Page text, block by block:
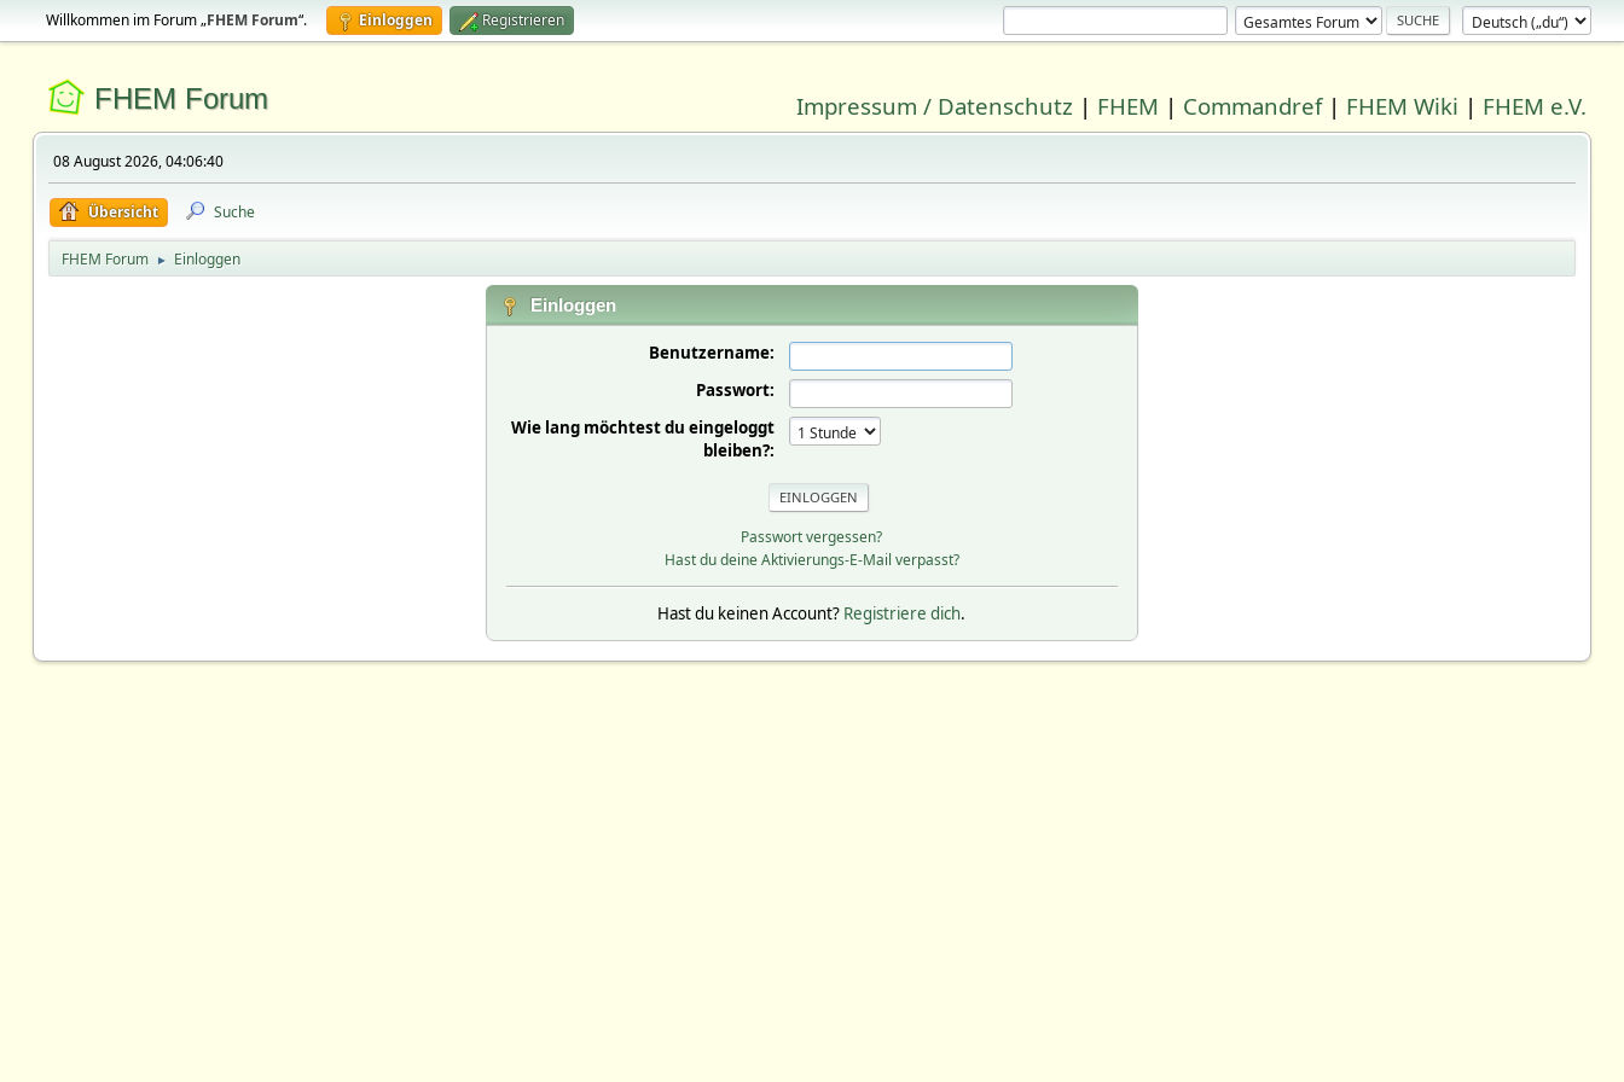
Willkommen im Forum „FHEM Forum“. Einloggen Registrieren
FHEM Forum Impressum / Datenschutz | FHEM | Commandref| FHEM Wiki | FHEM e.V.
08 August 2026, 04:06:40
Übersicht Suche
FHEM Forum ► Einloggen
Einloggen
Benutzername:
Passwort:
Wie lang möchtest du eingeloggt
bleiben?:
Passwort vergessen?
Hast du deine Aktivierungs-E-Mail verpasst?
Hast du keinen Account? Registriere dich.